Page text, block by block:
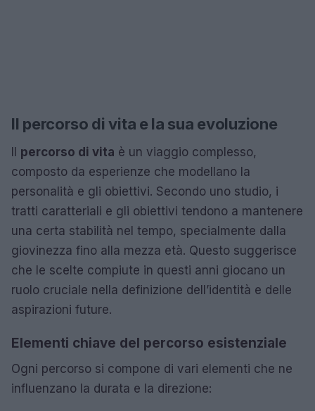
Il percorso di vita e la sua evoluzione
Il percorso di vita è un viaggio complesso,
composto da esperienze che modellano la
personalità e gli obiettivi. Secondo uno studio, i
tratti caratteriali e gli obiettivi tendono a mantenere
una certa stabilità nel tempo, specialmente dalla
giovinezza fino alla mezza età. Questo suggerisce
che le scelte compiute in questi anni giocano un
ruolo cruciale nella definizione dell’identità e delle
aspirazioni future.
Elementi chiave del percorso esistenziale
Ogni percorso si compone di vari elementi che ne
influenzano la durata e la direzione: